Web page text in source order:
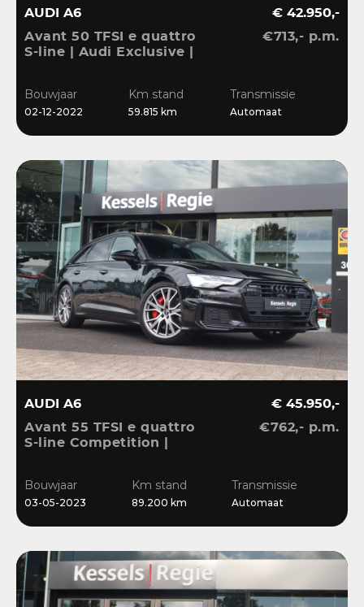
AUDI A6
Avant 50 TFSI e quattro
S-line | Audi Exclusive |
| Blis | CarPlay
€ 42.950,-
€713,- p.m.
Bouwjaar
02-12-2022
Km stand
59.815 km
Transmissie
Automaat
AUDI A6
Avant 55 TFSI e quattro
S-line Competition |
Ambient | Matrix | ACC |
Blis | Keyless
€ 45.950,-
€762,- p.m.
Bouwjaar
03-05-2023
Km stand
89.200 km
Transmissie
Automaat